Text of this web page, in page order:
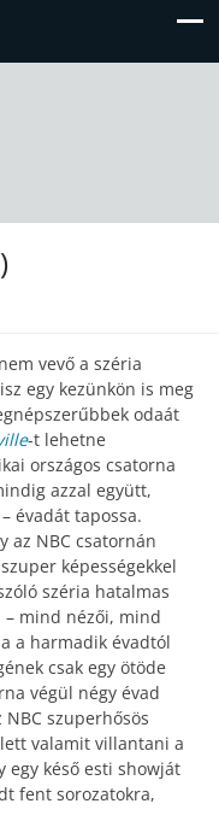
vevő a széria
egy kezünkön is meg
odaát
-t lehetne
országos csatorna
azzal együtt,
évadát tapossa.
az NBC csatornán
képességekkel
széria hatalmas
mind nézői, mind
a harmadik évadtól
csak egy ötöde
végül négy évad
szuperhősös
valamit villantani a
egy késő esti showját
fent sorozatokra,